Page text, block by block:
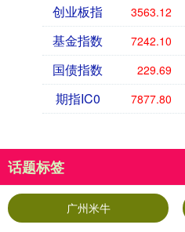
创业板指 3563.12
基金指数 7242.10
国债指数 229.69
期指IC0 7877.80
话题标签
广州米牛